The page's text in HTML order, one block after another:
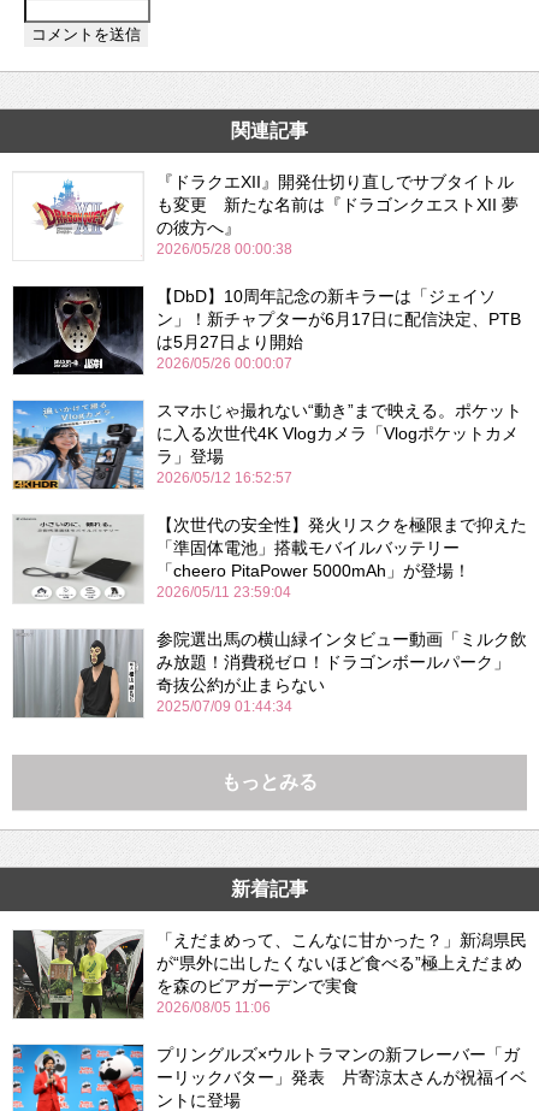
関連記事
『ドラクエXII』開発仕切り直しでサブタイトル
も変更 新たな名前は『ドラゴンクエストXII 夢
の彼方へ』
2026/05/28 00:00:38
【DbD】10周年記念の新キラーは「ジェイソ
ン」！新チャプターが6月17日に配信決定、PTB
は5月27日より開始
2026/05/26 00:00:07
スマホじゃ撮れない“動き”まで映える。ポケット
に入る次世代4K Vlogカメラ「Vlogポケットカメ
ラ」登場
2026/05/12 16:52:57
【次世代の安全性】発火リスクを極限まで抑えた
「準固体電池」搭載モバイルバッテリー
「cheero PitaPower 5000mAh」が登場！
2026/05/11 23:59:04
参院選出馬の横山緑インタビュー動画「ミルク飲
み放題！消費税ゼロ！ドラゴンボールパーク」
奇抜公約が止まらない
2025/07/09 01:44:34
もっとみる
新着記事
「えだまめって、こんなに甘かった？」新潟県民
が“県外に出したくないほど食べる”極上えだまめ
を森のビアガーデンで実食
2026/08/05 11:06
プリングルズ×ウルトラマンの新フレーバー「ガ
ーリックバター」発表 片寄涼太さんが祝福イベ
ントに登場